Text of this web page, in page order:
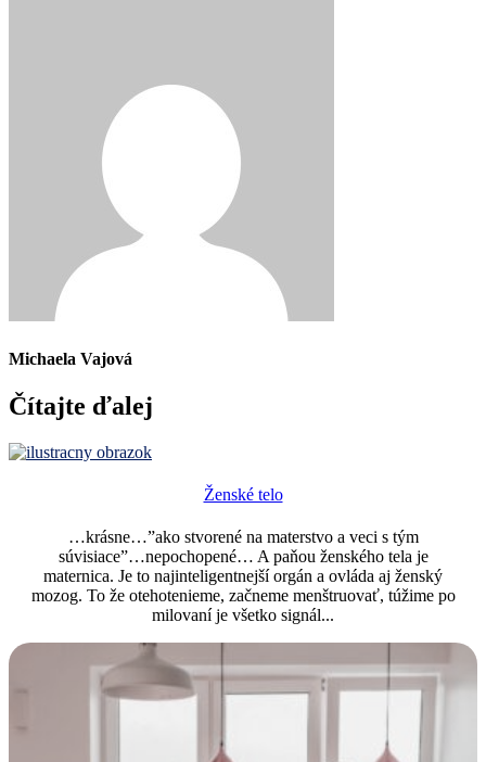
Michaela Vajová
Čítajte ďalej
Ženské telo
…krásne…”ako stvorené na materstvo a veci s tým
súvisiace”…nepochopené… A paňou ženského tela je
maternica. Je to najinteligentnejší orgán a ovláda aj ženský
mozog. To že otehotenieme, začneme menštruovať, túžime po
milovaní je všetko signál...